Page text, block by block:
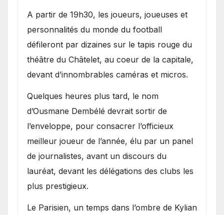
A partir de 19h30, les joueurs, joueuses et
personnalités du monde du football
défileront par dizaines sur le tapis rouge du
théâtre du Châtelet, au coeur de la capitale,
devant d’innombrables caméras et micros.
Quelques heures plus tard, le nom
d’Ousmane Dembélé devrait sortir de
l’enveloppe, pour consacrer l’officieux
meilleur joueur de l’année, élu par un panel
de journalistes, avant un discours du
lauréat, devant les délégations des clubs les
plus prestigieux.
Le Parisien, un temps dans l’ombre de Kylian